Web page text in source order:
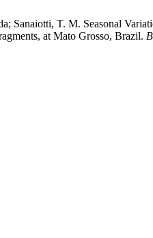
Sanaiotti, T. M. Seasonal
at Mato Grosso, Brazil.